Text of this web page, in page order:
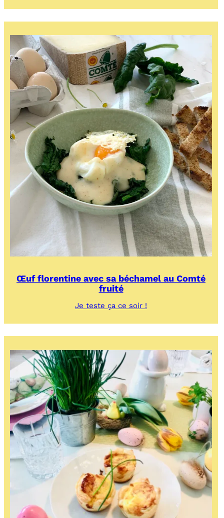
asperges
et
pancetta
Œuf florentine avec sa béchamel au Comté
fruité
Je teste ça ce soir !
florentine
béchamel
au
Comté
fruité